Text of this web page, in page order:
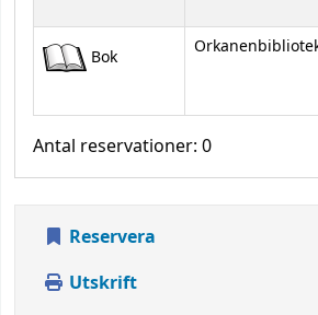
Bok
Antal reservationer: 0
Reservera
Utskrift